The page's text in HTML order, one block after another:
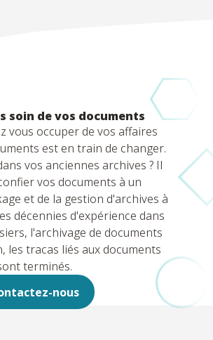
soin de vos documents
vous occuper de vos affaires
est en train de changer.
vos anciennes archives ? Il
vos documents à un
et de la gestion d'archives à
décennies d'expérience dans
l'archivage de documents
les tracas liés aux documents
terminés.
nous